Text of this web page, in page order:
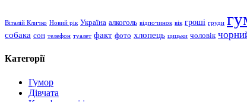
Віталій Кличко Новий рік Україна алкоголь відпочинок вік гроші груди
собака сон телефон туалет факт фото хлопець цицьки чоловік
Категорії
Гумор
Дівчата